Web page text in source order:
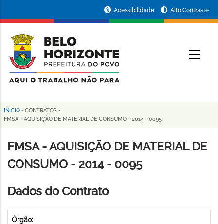
conteúdo
principal
da
Prefeitura
de
Horizonte
Acessibilidade Alto Contraste
Trilha
navegação
INÍCIO - CONTRATOS -
FMSA - AQUISIÇÃO DE MATERIAL DE CONSUMO - 2014 - 0095
FMSA - AQUISIÇÃO DE MATERIAL DE
CONSUMO - 2014 - 0095
Dados do Contrato
Órgão: